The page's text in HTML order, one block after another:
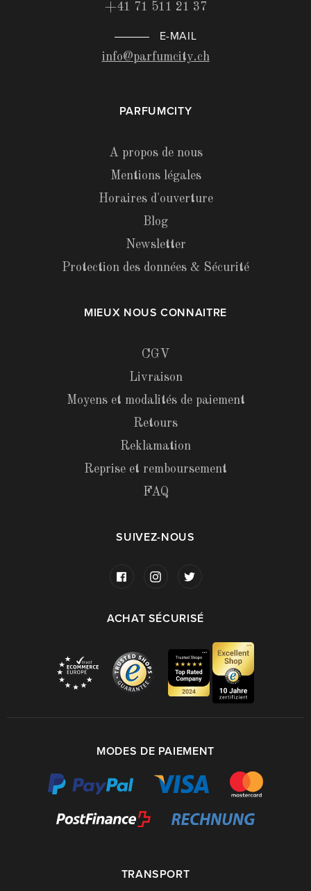
+41 71 511 21 37
E-MAIL
info@parfumcity.ch
PARFUMCITY
A propos de nous
Mentions légales
Horaires d'ouverture
Blog
Newsletter
Protection des données & Sécurité
MIEUX NOUS CONNAITRE
CGV
Livraison
Moyens et modalités de paiement
Retours
Reklamation
Reprise et remboursement
FAQ
SUIVEZ-NOUS
ACHAT SÉCURISÉ
MODES DE PAIEMENT
TRANSPORT